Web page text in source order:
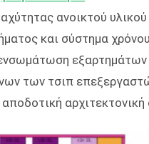
ανοικτού
και σύστημα
των τσιπ
αρχιτεκτονική